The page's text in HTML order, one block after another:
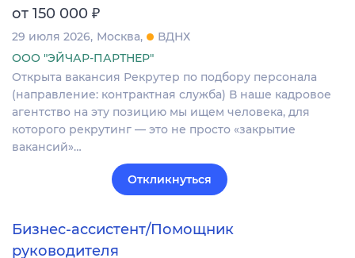
от 150 000 ₽
29 июля 2026 Москва
ВДНХ
ООО "ЭЙЧАР-ПАРТНЕР"
Открыта вакансия Рекрутер по подбору персонала
(направление: контрактная служба) В наше кадровое
агентство на эту позицию мы ищем человека, для
которого рекрутинг — это не просто «закрытие
вакансий»…
Откликнуться
Бизнес-ассистент/Помощник
руководителя